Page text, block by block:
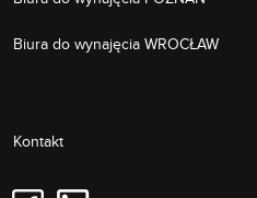
Biura do wynajęcia WROCŁAW
Kontakt